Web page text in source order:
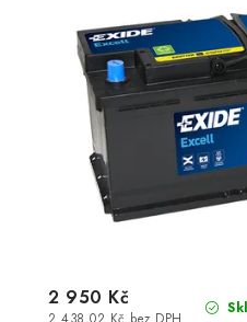
2 950 Kč